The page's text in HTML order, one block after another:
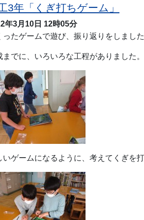
3年「くぎ打ちゲーム」
年3月10日 12時05分
ったゲームで遊び、振り返りをしました
までに、いろいろな工程がありました。
いゲームになるように、考えてくぎを打